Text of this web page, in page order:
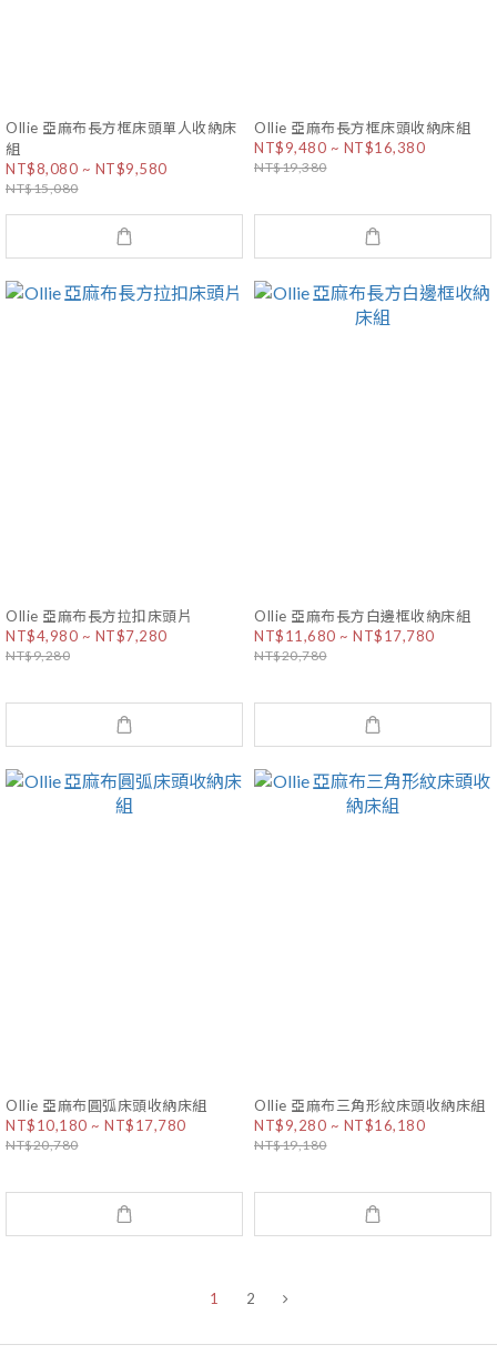
Ollie 亞麻布長方框床頭單人收納床
組
NT$8,080 ~ NT$9,580
NT$15,080
Ollie 亞麻布長方框床頭收納床組
NT$9,480 ~ NT$16,380
NT$19,380
Ollie 亞麻布長方拉扣床頭片
NT$4,980 ~ NT$7,280
NT$9,280
Ollie 亞麻布長方白邊框收納床組
NT$11,680 ~ NT$17,780
NT$20,780
Ollie 亞麻布圓弧床頭收納床組
NT$10,180 ~ NT$17,780
NT$20,780
Ollie 亞麻布三角形紋床頭收納床組
NT$9,280 ~ NT$16,180
NT$19,180
1 2